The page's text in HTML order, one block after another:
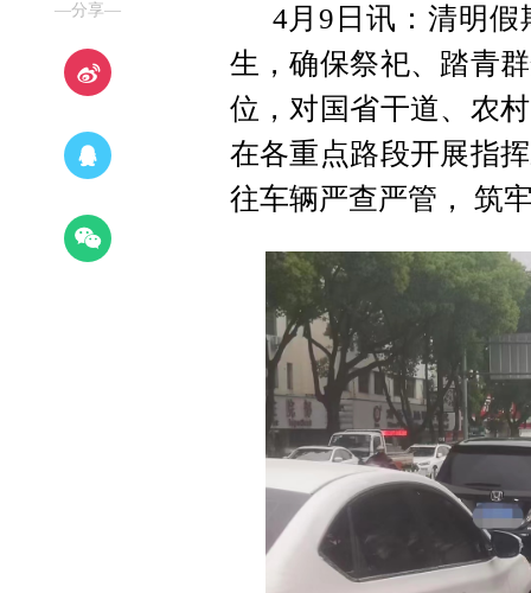
—分享—
4月9日讯：清明
生，确保祭祀、踏青
位，对国省干道、农
在各重点路段开展指
往车辆严查严管， 筑